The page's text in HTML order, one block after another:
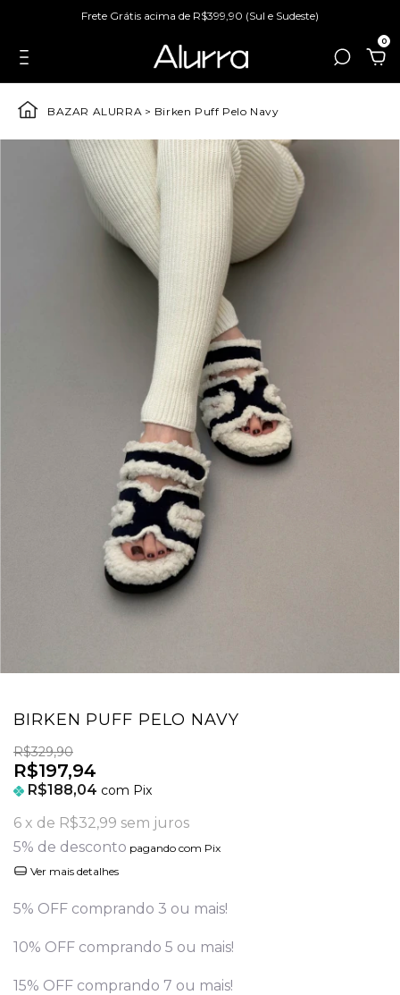
Frete Grátis acima de R$399,90 (Sul e Sudeste)
0
BAZAR ALURRA > Birken Puff Pelo Navy
BIRKEN PUFF PELO NAVY
R$329,90
R$197,94
R$188,04 com Pix
6 x de R$32,99 sem juros
5% de desconto pagando com Pix
Ver mais detalhes
5% OFF comprando 3 ou mais!
10% OFF comprando 5 ou mais!
15% OFF comprando 7 ou mais!